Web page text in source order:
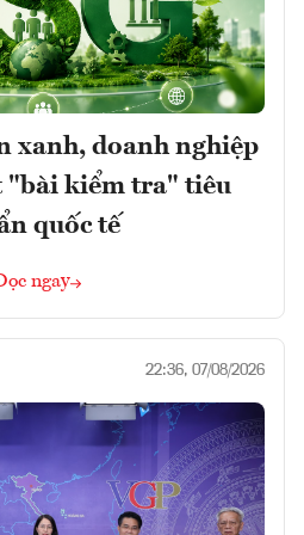
xanh, doanh nghiệp
"bài kiểm tra" tiêu
quốc tế
ngay
22:36, 07/08/2026